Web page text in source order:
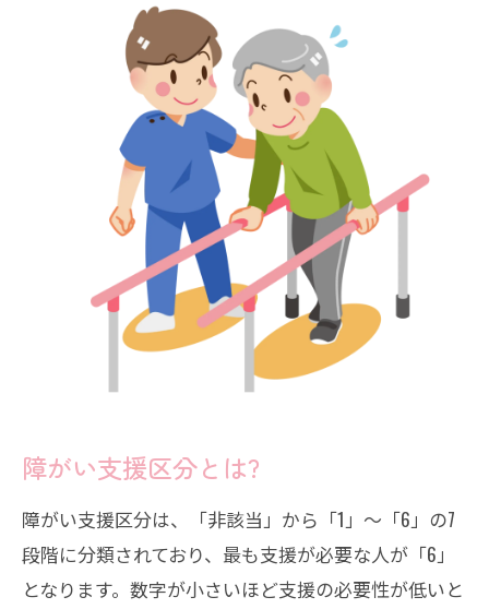
障がい支援区分とは?
障がい支援区分は、「非該当」から「1」～「6」の7
段階に分類されており、最も支援が必要な人が「6」
となります。数字が小さいほど支援の必要性が低いと